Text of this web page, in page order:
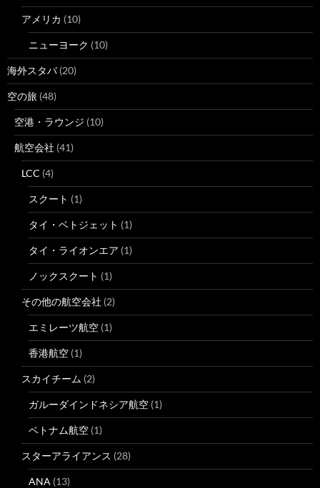
アメリカ (10)
ニューヨーク (10)
海外スタバ(20)
空の旅 (48)
空港・ラウンジ (10)
航空会社 (41)
LCC (4)
スクート (1)
タイ・ベトジェット (1)
タイ・ライオンエア (1)
ノックスクート (1)
その他の航空会社 (2)
エミレーツ航空 (1)
香港航空 (1)
スカイチーム (2)
ガルーダインドネシア航空 (1)
ベトナム航空 (1)
スターアライアンス (28)
ANA (13)